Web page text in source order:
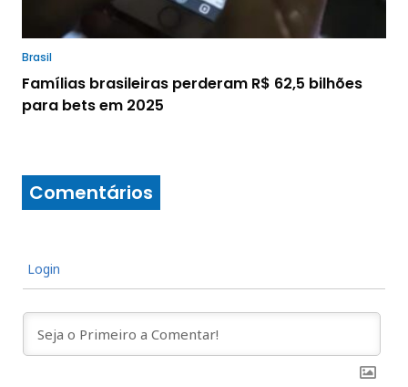
Brasil
Famílias brasileiras perderam R$ 62,5 bilhões
para bets em 2025
Comentários
Login